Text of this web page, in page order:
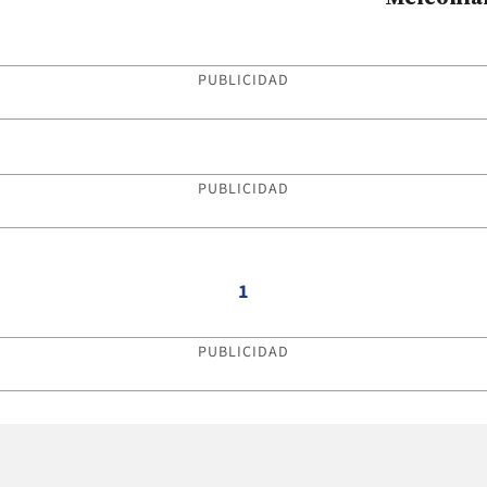
PUBLICIDAD
PUBLICIDAD
1
PUBLICIDAD